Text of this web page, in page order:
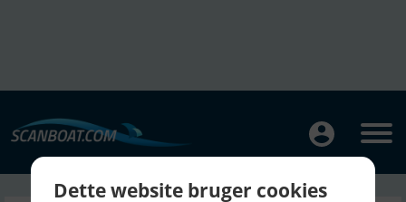
Dette website bruger cookies